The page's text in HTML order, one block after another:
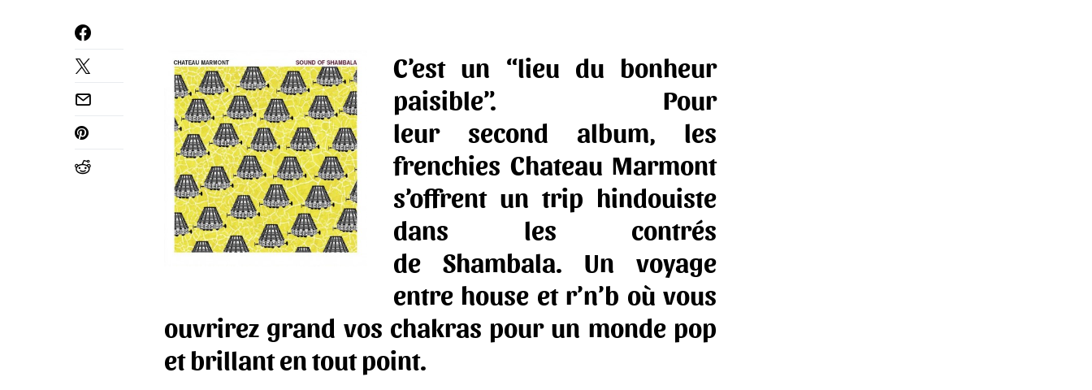
C’est un “lieu du bonheur
paisible”. Pour
leur second album, les
frenchies Chateau Marmont
s’offrent un trip hindouiste
dans les contrés
de Shambala. Un voyage
entre house et r’n’b où vous
ouvrirez grand vos chakras pour un monde pop
et brillant en tout point.